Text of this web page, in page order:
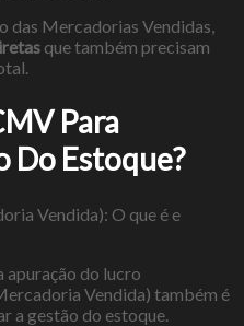
das Mercadorias Vendidas,
que também precisam
Para
Do Estoque?
apuração do lucro
Vendida) também é
a gestão do estoque.